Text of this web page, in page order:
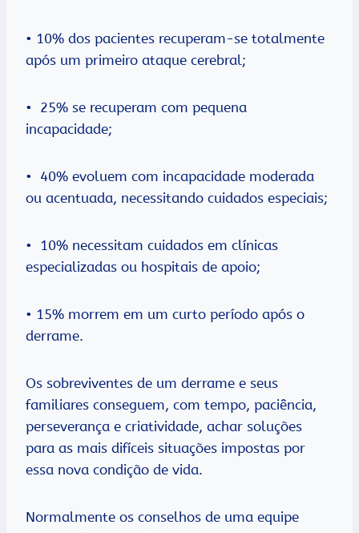
• 10% dos pacientes recuperam-se totalmente
após um primeiro ataque cerebral;
• 25% se recuperam com pequena
incapacidade;
• 40% evoluem com incapacidade moderada
ou acentuada, necessitando cuidados especiais;
• 10% necessitam cuidados em clínicas
especializadas ou hospitais de apoio;
• 15% morrem em um curto período após o
derrame.
Os sobreviventes de um derrame e seus
familiares conseguem, com tempo, paciência,
perseverança e criatividade, achar soluções
para as mais difíceis situações impostas por
essa nova condição de vida.
Normalmente os conselhos de uma equipe